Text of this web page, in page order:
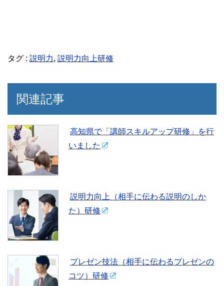
タグ : 説明力, 説明力向上研修
関連記事
高知県で「講師スキルアップ研修」を行
いました
説明力向上（相手に伝わる説明のしか
た）研修
プレゼン技法（相手に伝わるプレゼンの
コツ）研修